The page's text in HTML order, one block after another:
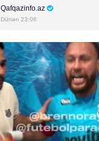
Qafqazinfo.az
Dünən 23:06